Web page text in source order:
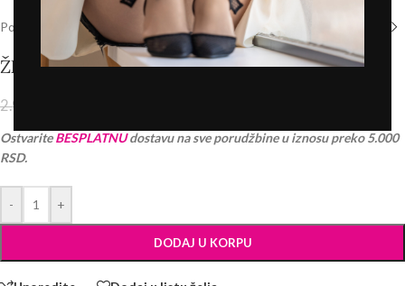
Početna Prodavnica Torbe i tašne/Tašne
ŽENSKA TORBA – T032665 CRNA
2.990,00
OstvariteBESPLATNUdostavu na sve porudžbine u iznosu preko 5.000
RSD.
- +
DODAJ U KORPU